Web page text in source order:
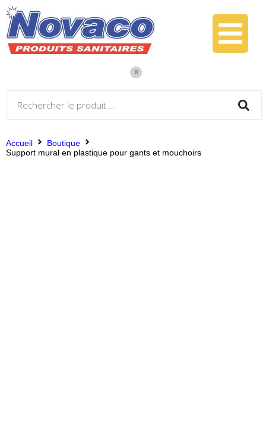
0
Accueil
Boutique
Support mural en plastique pour gants et mouchoirs